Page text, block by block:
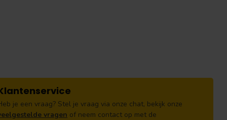
je een vraag? Stel je vraag via onze chat, bekijk onze
vragen of neem contact op met de